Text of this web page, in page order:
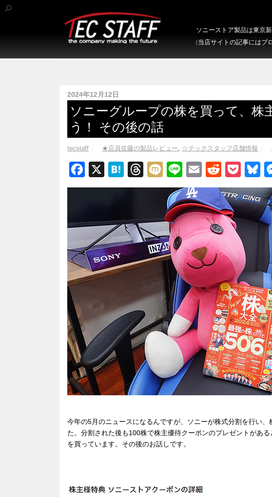
ソニーストア製品は東京
(当店サイトの記事にはプ
2024年12月12日
ソニーグループの株を買って、株
う！ その後の話
tecstaff ★店員佐藤の製品レビュー, ☆テックスタッフ店舗情報
F
a
b
o
o
k
X
H
at
n
a
T
hr
a
d
s
M
ixi
Li
n
e
E
m
ail
R
e
d
di
t
P
o
ck
et
u
e
y
今年の5月のニュースになるんですが、ソニーが株式分割を行い
た。分割された後も100株で株主優待クーポンのプレゼントがあ
を買っています。その後のお話しです。